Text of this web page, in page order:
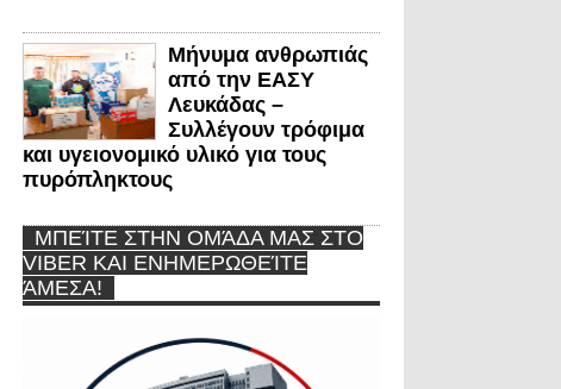
Μήνυμα ανθρωπιάς
από την ΕΑΣΥ
Λευκάδας –
Συλλέγουν τρόφιμα
και υγειονομικό υλικό για τους
πυρόπληκτους
ΜΠΕΊΤΕ ΣΤΗΝ ΟΜΆΔΑ ΜΑΣ ΣΤΟ
VIBER ΚΑΙ ΕΝΗΜΕΡΩΘΕΊΤΕ
ΆΜΕΣΑ!